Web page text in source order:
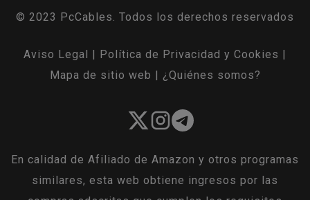
© 2023 PcCables. Todos los derechos reservados
Aviso Legal Política de Privacidad y Cookies
Mapa de sitio web
¿Quiénes somos?
En calidad de Afiliado de Amazon y otros programas
similares, esta web obtiene ingresos por las